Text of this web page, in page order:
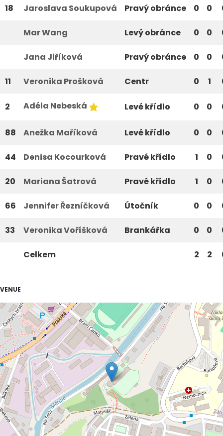
18 Jaroslava Soukupová Pravý obránce 0 0
Mar Wang Levý obránce 0 0
Jana Jiříková Pravý obránce 0 0
11 Veronika Prošková Centr 0 1
2 Adéla Nebeská Levé křídlo 0 0
88 Anežka Maříková Levé křídlo 0 0
44 Denisa Kocourková Pravé křídlo 1 0
20 Mariana Šatrová Pravé křídlo 1 0
66 Jennifer Řezníčková Útočník 0 0
33 Veronika Voříšková Brankářka 0 0
Celkem 2 2
VENUE